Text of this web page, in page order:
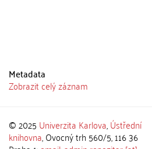
Metadata
Zobrazit celý záznam
© 2025 Univerzita Karlova,Ústřední
knihovna, Ovocný trh 560/5, 116 36